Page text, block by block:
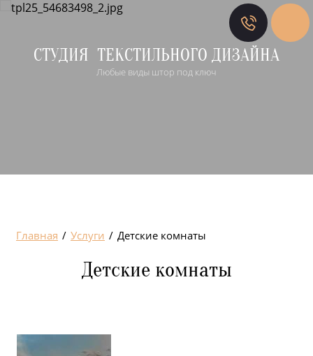
СТУДИЯ ТЕКСТИЛЬНОГО ДИЗАЙНА
Любые виды штор под ключ
Главная / Услуги / Детские комнаты
Детские комнаты